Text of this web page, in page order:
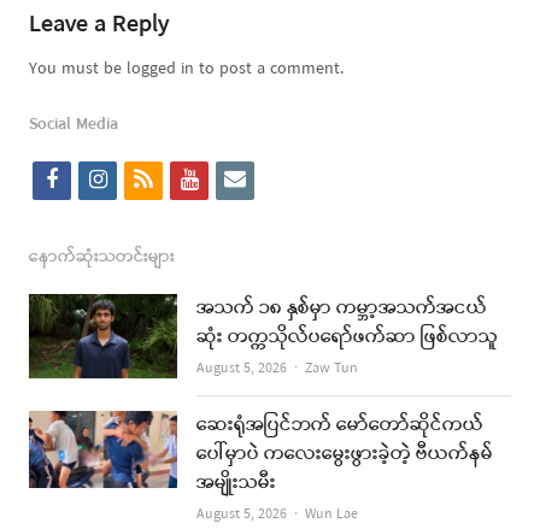
Leave a Reply
You must be logged in to post a comment.
Social Media
f
c
e
b
o
o
k
i
s
t
a
g
r
a
m
r
s
y
t
u
b
e
e
i
l
နောက်ဆုံးသတင်းများ
အသက် ၁၈ နှစ်မှာ ကမ္ဘာ့အသက်အငယ်
ဆုံး တက္ကသိုလ်ပရော်ဖက်ဆာ ဖြစ်လာသူ
August 5, 2026 Author
Zaw Tun
ဆေးရုံအပြင်ဘက် မော်တော်ဆိုင်ကယ်
ပေါ်မှာပဲ ကလေးမွေးဖွားခဲ့တဲ့ ဗီယက်နမ်
အမျိုးသမီး
August 5, 2026 Author
Wun Lae